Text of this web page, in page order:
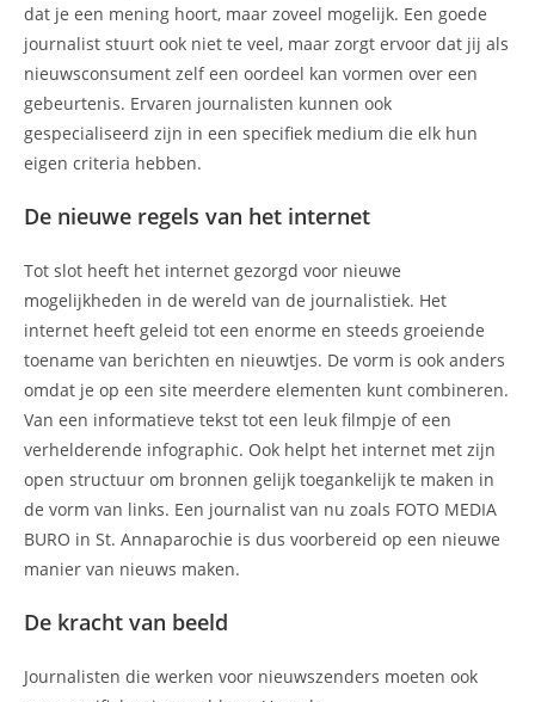
dat je een mening hoort, maar zoveel mogelijk. Een goede
journalist stuurt ook niet te veel, maar zorgt ervoor dat jij als
nieuwsconsument zelf een oordeel kan vormen over een
gebeurtenis. Ervaren journalisten kunnen ook
gespecialiseerd zijn in een specifiek medium die elk hun
eigen criteria hebben.
De nieuwe regels van het internet
Tot slot heeft het internet gezorgd voor nieuwe
mogelijkheden in de wereld van de journalistiek. Het
internet heeft geleid tot een enorme en steeds groeiende
toename van berichten en nieuwtjes. De vorm is ook anders
omdat je op een site meerdere elementen kunt combineren.
Van een informatieve tekst tot een leuk filmpje of een
verhelderende infographic. Ook helpt het internet met zijn
open structuur om bronnen gelijk toegankelijk te maken in
de vorm van links. Een journalist van nu zoals FOTO MEDIA
BURO in St. Annaparochie is dus voorbereid op een nieuwe
manier van nieuws maken.
De kracht van beeld
Journalisten die werken voor nieuwszenders moeten ook